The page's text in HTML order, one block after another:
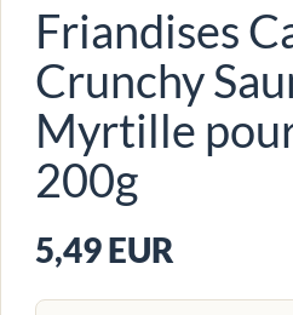
Friandises
Crunchy
Myrtille
200g
5,49 EUR